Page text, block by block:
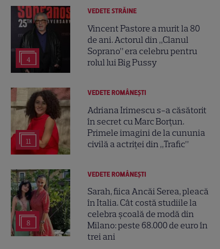
4
VEDETE STRĂINE
Vincent Pastore a murit la 80
de ani. Actorul din „Clanul
Soprano” era celebru pentru
rolul lui Big Pussy
11
VEDETE ROMÂNEŞTI
Adriana Irimescu s-a căsătorit
în secret cu Marc Borțun.
Primele imagini de la cununia
civilă a actriței din „Trafic”
8
VEDETE ROMÂNEŞTI
Sarah, fiica Ancăi Serea, pleacă
în Italia. Cât costă studiile la
celebra școală de modă din
Milano: peste 68.000 de euro în
trei ani